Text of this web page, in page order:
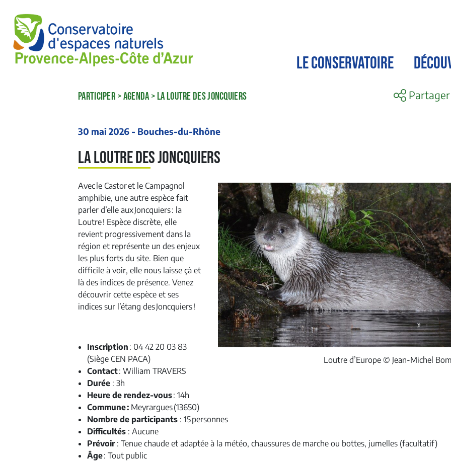
LE CONSERVATOIRE
PARTICIPER >AGENDA >LA LOUTRE DES JONCQUIERS Partager
30 mai 2026 - Bouches-du-Rhône
La Loutre des Joncquiers
Loutre d’Europe © Jean-Michel
Avec le Castor et le Campagnol
amphibie, une autre espèce fait
parler d’elle auxJoncquiers: la
Loutre ! Espèce discrète, elle
revient progressivement dans la
région et représente un des enjeux
les plus forts du site. Bien que
difficile à voir, elle nous laisse çà et
là des indices de présence. Venez
découvrir cette espèce et ses
indices sur l’étang desJoncquiers!
Inscription : 0442 20 03 83
(Siège CEN PACA)
Contact: William TRAVERS
Durée : 3h
Heure de rendez-vous: 14h
Commune : Meyrargues (13650)
Nombre de participants : 15 personnes
Difficultés : Aucune
Prévoir : Tenue chaude et adaptée à la météo, chaussures de marche ou bottes, jumelles (facultatif)
Âge: Tout public